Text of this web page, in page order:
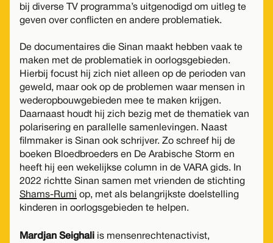
bij diverse TV programma’s uitgenodigd om uitleg te
geven over conflicten en andere problematiek.
De documentaires die Sinan maakt hebben vaak te
maken met de problematiek in oorlogsgebieden.
Hierbij focust hij zich niet alleen op de perioden van
geweld, maar ook op de problemen waar mensen in
wederopbouwgebieden mee te maken krijgen.
Daarnaast houdt hij zich bezig met de thematiek van
polarisering en parallelle samenlevingen. Naast
filmmaker is Sinan ook schrijver. Zo schreef hij de
boeken Bloedbroeders en De Arabische Storm en
heeft hij een wekelijkse column in de VARA gids. In
2022 richtte Sinan samen met vrienden de stichting
Shams-Rumi op, met als belangrijkste doelstelling
kinderen in oorlogsgebieden te helpen.
Mardjan Seighali
is mensenrechtenactivist,